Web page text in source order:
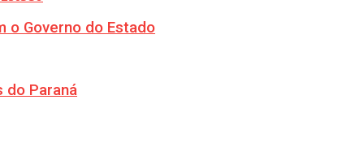
o Governo do Estado
do Paraná